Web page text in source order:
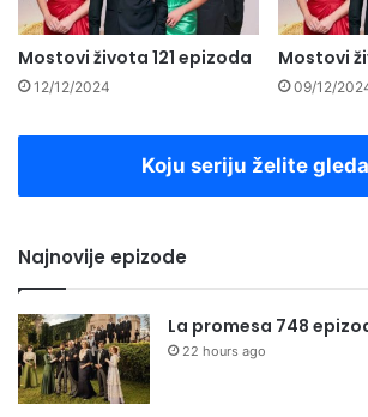
Mostovi života 121 epizoda
12/12/2024
Mostovi
09/12/
Koju seriju želite
Najnovije epizode
La promesa 748
22 hours ago